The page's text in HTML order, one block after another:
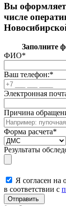
Вы
числе
Заполните
ФИО*
Ваш телефон:*
Электронная
Причина
Форма расчета*
Результаты
Я согласен на
в соответствии с